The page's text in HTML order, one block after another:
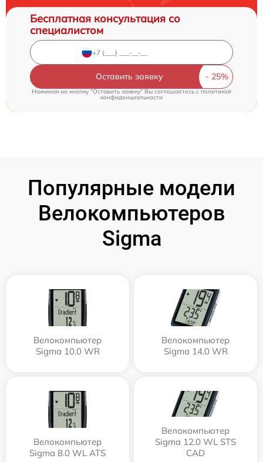
Бесплатная консультация со
специалистом
Оставить заявку
Нажимая на кнопку "Оставить заявку" Вы соглашаетесь c политикой
конфиденциальности
Популярные модели
Велокомпьютеров
Sigma
Велокомпьютер
Sigma 10.0 WR
Велокомпьютер
Sigma 14.0 WR
Велокомпьютер
Sigma 8.0 WL ATS
Велокомпьютер
Sigma 12.0 WL STS
CAD